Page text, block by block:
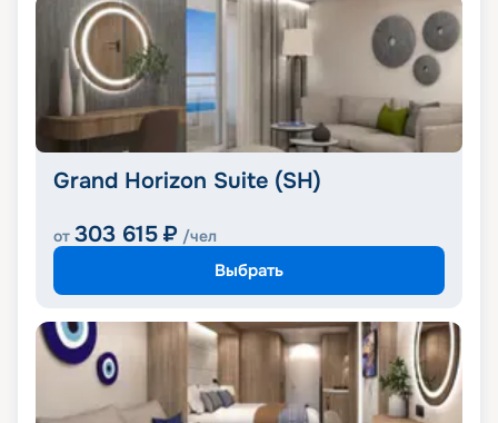
Grand Horizon Suite (SH)
от 303 615 ₽ /чел
Выбрать